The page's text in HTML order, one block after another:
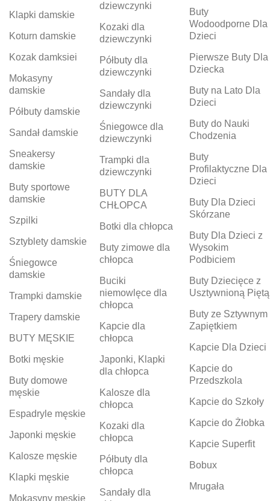
Klapki damskie
Koturn damskie
Kozak damksiei
Mokasyny
damskie
Półbuty damskie
Sandał damskie
Sneakersy
damskie
Buty sportowe
damskie
Szpilki
Sztyblety damskie
Śniegowce
damskie
Trampki damskie
Trapery damskie
BUTY MĘSKIE
Botki męskie
Buty domowe
męskie
Espadryle męskie
Japonki męskie
Kalosze męskie
Klapki męskie
Mokasyny męskie
dziewczynki
Kozaki dla
dziewczynki
Półbuty dla
dziewczynki
Sandały dla
dziewczynki
Śniegowce dla
dziewczynki
Trampki dla
dziewczynki
BUTY DLA
CHŁOPCA
Botki dla chłopca
Buty zimowe dla
chłopca
Buciki
niemowlęce dla
chłopca
Kapcie dla
chłopca
Japonki, Klapki
dla chłopca
Kalosze dla
chłopca
Kozaki dla
chłopca
Półbuty dla
chłopca
Sandały dla
Buty
Wodoodporne Dla
Dzieci
Pierwsze Buty Dla
Dziecka
Buty na Lato Dla
Dzieci
Buty do Nauki
Chodzenia
Buty
Profilaktyczne Dla
Dzieci
Buty Dla Dzieci
Skórzane
Buty Dla Dzieci z
Wysokim
Podbiciem
Buty Dziecięce z
Usztywnioną Piętą
Buty ze Sztywnym
Zapiętkiem
Kapcie Dla Dzieci
Kapcie do
Przedszkola
Kapcie do Szkoły
Kapcie do Żłobka
Kapcie Superfit
Bobux
Mrugała